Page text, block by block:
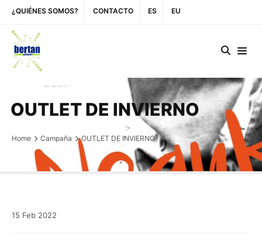
¿QUIÉNES SOMOS? CONTACTO ES EU
OUTLET DE INVIERNO
Home Campaña OUTLET DE INVIERNO
15 Feb 2022